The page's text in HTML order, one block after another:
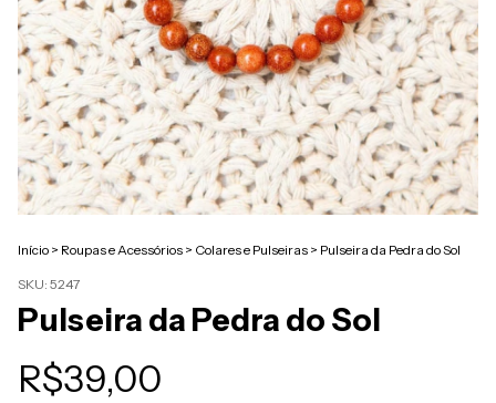
Início > Roupas e Acessórios > Colares e Pulseiras > Pulseira da Pedra do Sol
SKU: 5247
Pulseira da Pedra do Sol
R$39,00